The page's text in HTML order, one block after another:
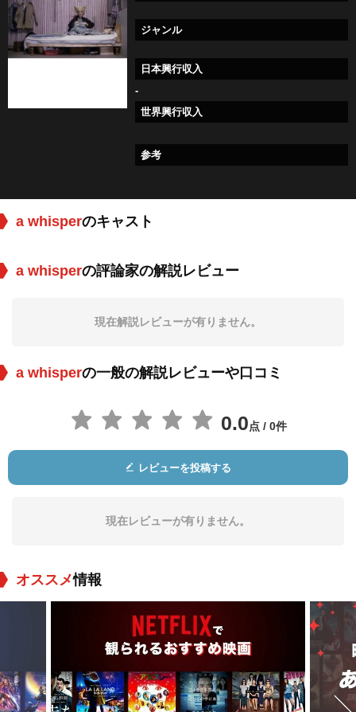
ジャンル
日本興行収入
-
世界興行収入
参考
a whisperのキャスト
a whisperの評論家の解説レビュー
現在解説レビューが有りません。
a whisperの一般の解説レビューや口コミ
0.0点 / 0件
レビューを投稿する
現在レビューが有りません。
オススメ情報